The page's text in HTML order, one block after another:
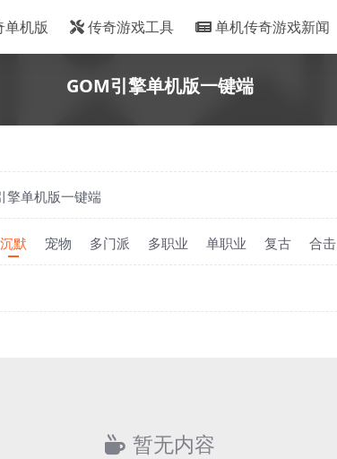
单机版 传奇游戏工具 单机传奇游戏新闻
GOM引擎单机版一键端
擎单机版一键端
沉默 宠物 多门派 多职业 单职业 复古 合击
暂无内容